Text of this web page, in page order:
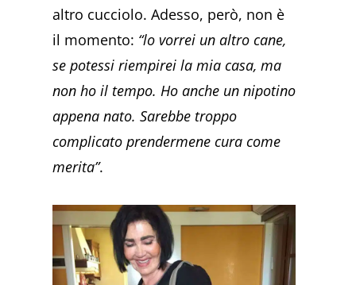
altro cucciolo. Adesso, però, non è
il momento: “lo vorrei un altro cane,
se potessi riempirei la mia casa, ma
non ho il tempo. Ho anche un nipotino
appena nato. Sarebbe troppo
complicato prendermene cura come
merita”.